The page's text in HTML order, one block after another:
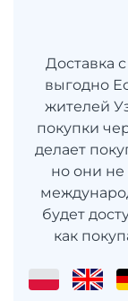
Доставка
выгодно
жителей
покупки
делает
но они не
будет
как